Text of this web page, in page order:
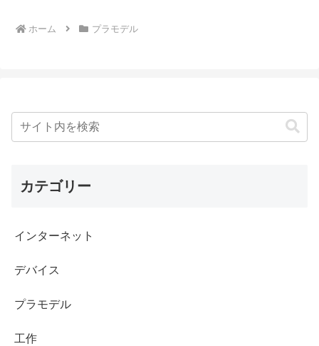
ホーム プラモデル
カテゴリー
インターネット
デバイス
プラモデル
工作